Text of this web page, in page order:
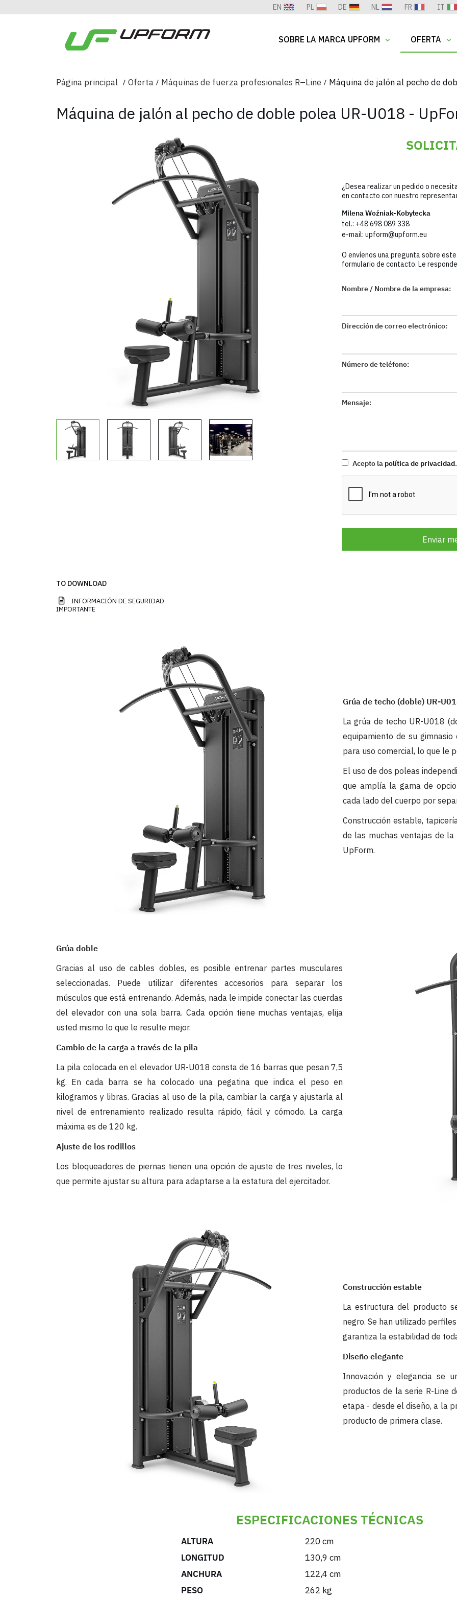
IT
FR
NL
DE
PL
EN
SOBRE LA MARCA UPFORM OFERTA
Página principal Oferta Máquinas de fuerza profesionales R–Line Máquina de jalón al pecho de
Máquina de jalón al pecho de doble polea UR-U018 -
¿Desea realizar un pedido o
en contacto con nuestro
Milena Woźniak-Kobyłecka
tel.: +48 698 089 338
e-mail: upform@upform.eu
O envíenos una pregunta sobre
formulario de contacto. Le
Nombre / Nombre de la empresa:
Dirección de correo electrónico:
Número de teléfono:
Mensaje:
Acepto la política de privacidad.
Enviar
TO DOWNLOAD
INFORMACIÓN DE SEGURIDAD
IMPORTANTE
Grúa de techo (doble) UR-
La grúa de techo UR-U018
equipamiento de su
para uso comercial, lo que le
El uso de dos poleas
que amplía la gama de
cada lado del cuerpo por
Construcción estable,
de las muchas ventajas de
UpForm.
Grúa doble
Gracias al uso de cables dobles, es posible entrenar partes musculares
seleccionadas. Puede utilizar diferentes accesorios para separar los
músculos que está entrenando. Además, nada le impide conectar las cuerdas
del elevador con una sola barra. Cada opción tiene muchas ventajas, elija
usted mismo lo que le resulte mejor.
Cambio de la carga a través de la pila
La pila colocada en el elevador UR-U018 consta de 16 barras que pesan 7,5
kg. En cada barra se ha colocado una pegatina que indica el peso en
kilogramos y libras. Gracias al uso de la pila, cambiar la carga y ajustarla al
nivel de entrenamiento realizado resulta rápido, fácil y cómodo. La carga
máxima es de 120 kg.
Ajuste de los rodillos
Los bloqueadores de piernas tienen una opción de ajuste de tres niveles, lo
que permite ajustar su altura para adaptarse a la estatura del ejercitador.
Construcción estable
La estructura del producto
negro. Se han utilizado
garantiza la estabilidad de
Diseño elegante
Innovación y elegancia se
productos de la serie R-Line
etapa - desde el diseño, a la
producto de primera clase.
ESPECIFICACIONES TÉCNICAS
ALTURA
220 cm
LONGITUD
130,9 cm
ANCHURA
122,4 cm
PESO
262 kg